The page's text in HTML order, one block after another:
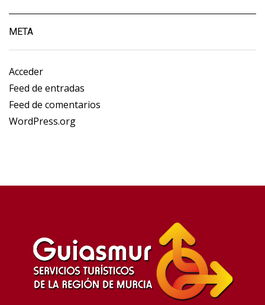
META
Acceder
Feed de entradas
Feed de comentarios
WordPress.org